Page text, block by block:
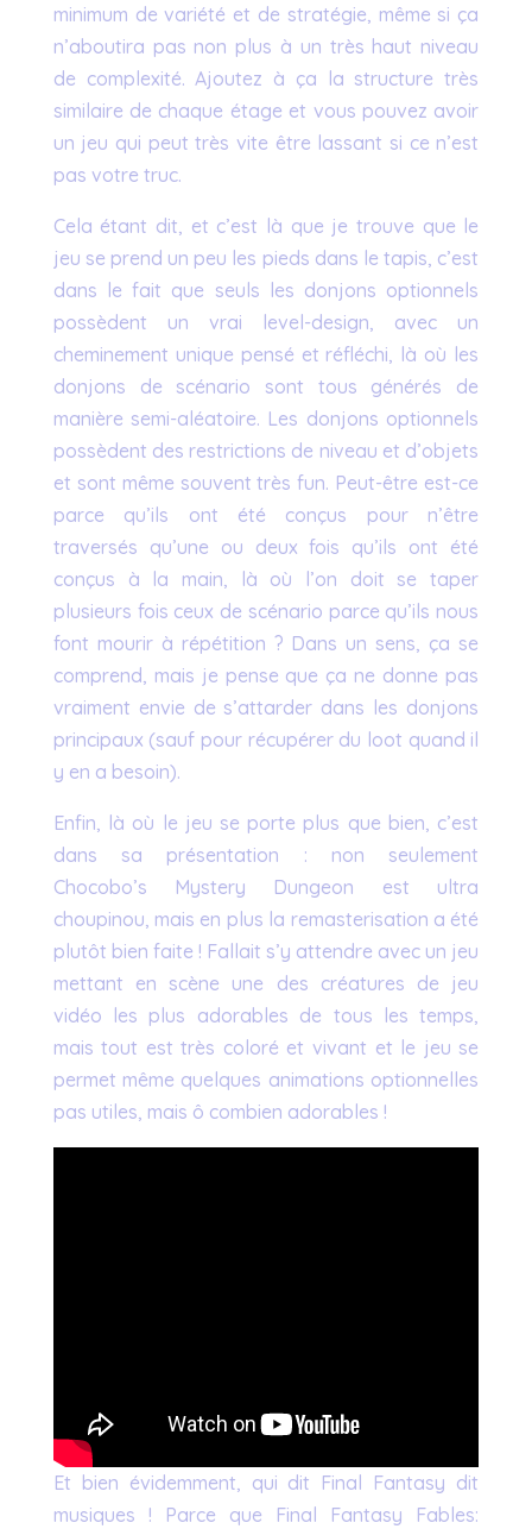
minimum de variété et de stratégie, même si ça
n’aboutira pas non plus à un très haut niveau
de complexité. Ajoutez à ça la structure très
similaire de chaque étage et vous pouvez avoir
un jeu qui peut très vite être lassant si ce n’est
pas votre truc.
Cela étant dit, et c’est là que je trouve que le
jeu se prend un peu les pieds dans le tapis, c’est
dans le fait que seuls les donjons optionnels
possèdent un vrai level-design, avec un
cheminement unique pensé et réfléchi, là où les
donjons de scénario sont tous générés de
manière semi-aléatoire. Les donjons optionnels
possèdent des restrictions de niveau et d’objets
et sont même souvent très fun. Peut-être est-ce
parce qu’ils ont été conçus pour n’être
traversés qu’une ou deux fois qu’ils ont été
conçus à la main, là où l’on doit se taper
plusieurs fois ceux de scénario parce qu’ils nous
font mourir à répétition ? Dans un sens, ça se
comprend, mais je pense que ça ne donne pas
vraiment envie de s’attarder dans les donjons
principaux (sauf pour récupérer du loot quand il
y en a besoin).
Enfin, là où le jeu se porte plus que bien, c’est
dans sa présentation : non seulement
Chocobo’s Mystery Dungeon est ultra
choupinou, mais en plus la remasterisation a été
plutôt bien faite ! Fallait s’y attendre avec un jeu
mettant en scène une des créatures de jeu
vidéo les plus adorables de tous les temps,
mais tout est très coloré et vivant et le jeu se
permet même quelques animations optionnelles
pas utiles, mais ô combien adorables !
Et bien évidemment, qui dit Final Fantasy dit
musiques ! Parce que Final Fantasy Fables: